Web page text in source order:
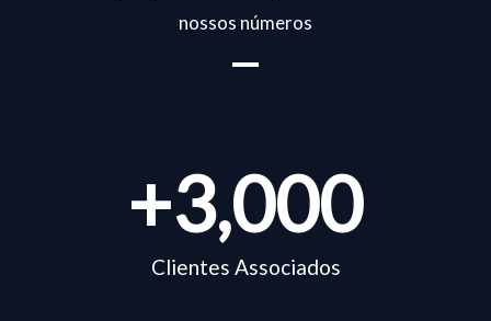
nossos números
Clientes Associados
+3,000